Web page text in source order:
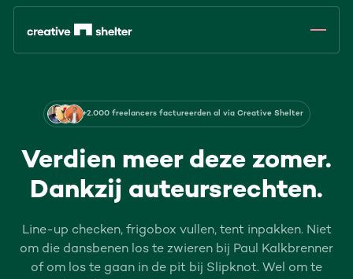
+2.000 freelancers factureerden al via Creative Shelter
Verdien meer deze zomer.
Dankzij auteursrechten.
Line-up checken, frigobox vullen, tent inpakken. Niet
om die dansbenen los te zwieren bij Paul Kalkbrenner
of om los te gaan in de pit bij Slipknot. Wel om te